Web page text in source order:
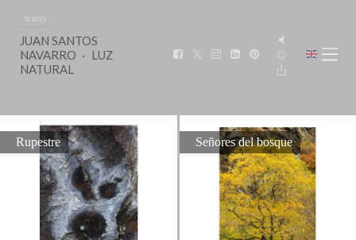
SERIES
JUAN SANTOS
NAVARRO
LUZ
NATURAL
Rupestre Señores del bosque